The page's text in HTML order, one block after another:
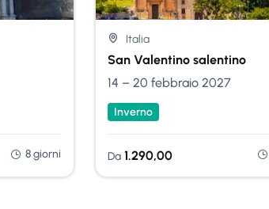
8 giorni
Italia
San Valentino salentino
14 – 20 febbraio 2027
Inverno
Da 1.290,00